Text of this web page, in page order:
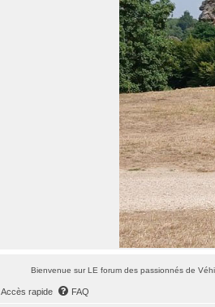
Bienvenue sur LE forum des passionnés de
Accès rapide FAQ